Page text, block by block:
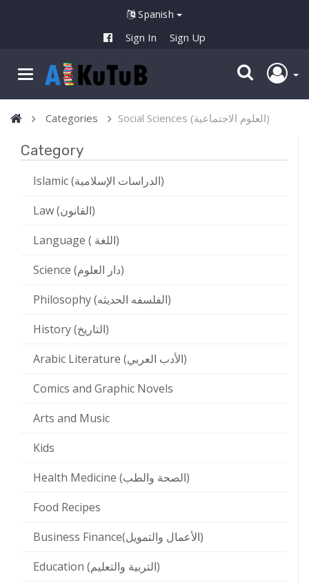
Spanish
Sign In Sign Up
Categories Social Sciences (العلوم الاجتماعية)
Category
Islamic (الدراسات الإسلامية)
Law (القانون)
Language ( اللغة)
Science (دار العلوم)
Philosophy (الفلسفه الحديثه)
History (التاريخ)
Arabic Literature (الأدب العربي)
Comics and Graphic Novels
Arts and Music
Kids
Health Medicine (الصحة والطب)
Food Recipes
Business Finance(الأعمال والتمويل)
Education (التربية والتعليم)